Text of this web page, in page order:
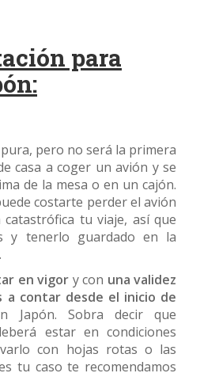
para
pero no será la primera
casa a coger un avión y se
de la mesa o en un cajón.
costarte perder el avión
tu viaje, así que
y tenerlo guardado en la
en vigor y con una validez
a contar desde el inicio de
Japón. Sobra decir que
estar en condiciones
con hojas rotas o las
tu caso te recomendamos